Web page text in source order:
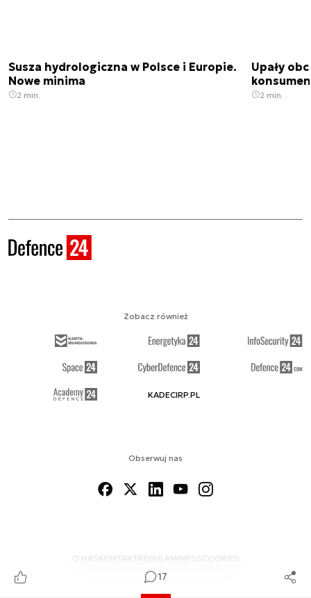
17
Susza hydrologiczna w Polsce i Europie.
Nowe minima
2 min.
Upały
2 min.
Obserwuj nas
O NAS KONTAKTREGULAMINRSS COOKIES
Zobacz również
KADECIRP.PL